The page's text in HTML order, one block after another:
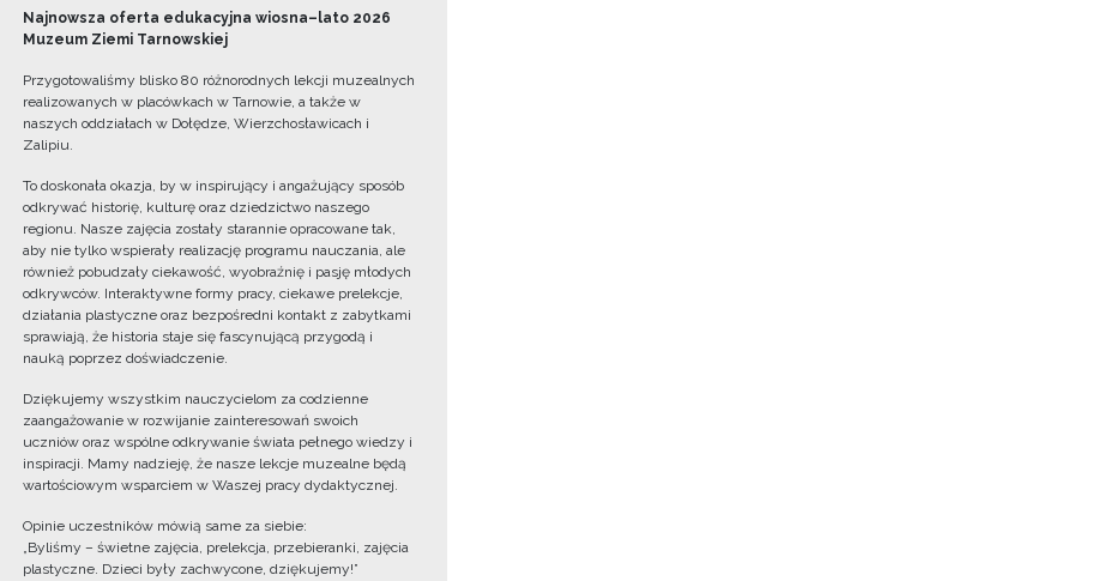
Najnowsza oferta edukacyjna wiosna–lato 2026
Muzeum Ziemi Tarnowskiej
Przygotowaliśmy blisko 80 różnorodnych lekcji muzealnych
realizowanych w placówkach w Tarnowie, a także w
naszych oddziałach w Dołędze, Wierzchosławicach i
Zalipiu.
To doskonała okazja, by w inspirujący i angażujący sposób
odkrywać historię, kulturę oraz dziedzictwo naszego
regionu. Nasze zajęcia zostały starannie opracowane tak,
aby nie tylko wspierały realizację programu nauczania, ale
również pobudzały ciekawość, wyobraźnię i pasję młodych
odkrywców. Interaktywne formy pracy, ciekawe prelekcje,
działania plastyczne oraz bezpośredni kontakt z zabytkami
sprawiają, że historia staje się fascynującą przygodą i
nauką poprzez doświadczenie.
Dziękujemy wszystkim nauczycielom za codzienne
zaangażowanie w rozwijanie zainteresowań swoich
uczniów oraz wspólne odkrywanie świata pełnego wiedzy i
inspiracji. Mamy nadzieję, że nasze lekcje muzealne będą
wartościowym wsparciem w Waszej pracy dydaktycznej.
Opinie uczestników mówią same za siebie:
„Byliśmy – świetne zajęcia, prelekcja, przebieranki, zajęcia
plastyczne. Dzieci były zachwycone, dziękujemy!”